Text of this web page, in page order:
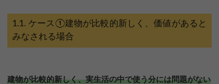
ケース①建物が比較的新しく、価値があると
みなされる場合
建物が比較的新しく、実生活の中で使う分には問題がない